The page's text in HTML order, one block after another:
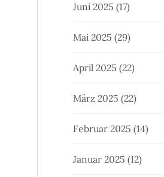
Juni 2025 (17)
Mai 2025 (29)
April 2025 (22)
März 2025 (22)
Februar 2025 (14)
Januar 2025 (12)